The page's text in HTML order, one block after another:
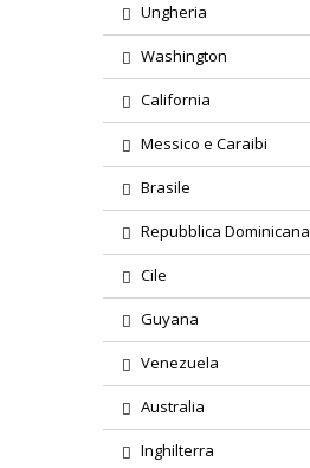
Ungheria
Washington
California
Messico e Caraibi
Brasile
Repubblica Dominicana
Cile
Guyana
Venezuela
Australia
Inghilterra